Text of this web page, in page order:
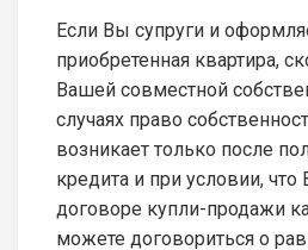
Если Вы супруги и
приобретенная квартира,
Вашей совместной
случаях право
возникает только после
кредита и при условии,
договоре купли-продажи
можете договориться о